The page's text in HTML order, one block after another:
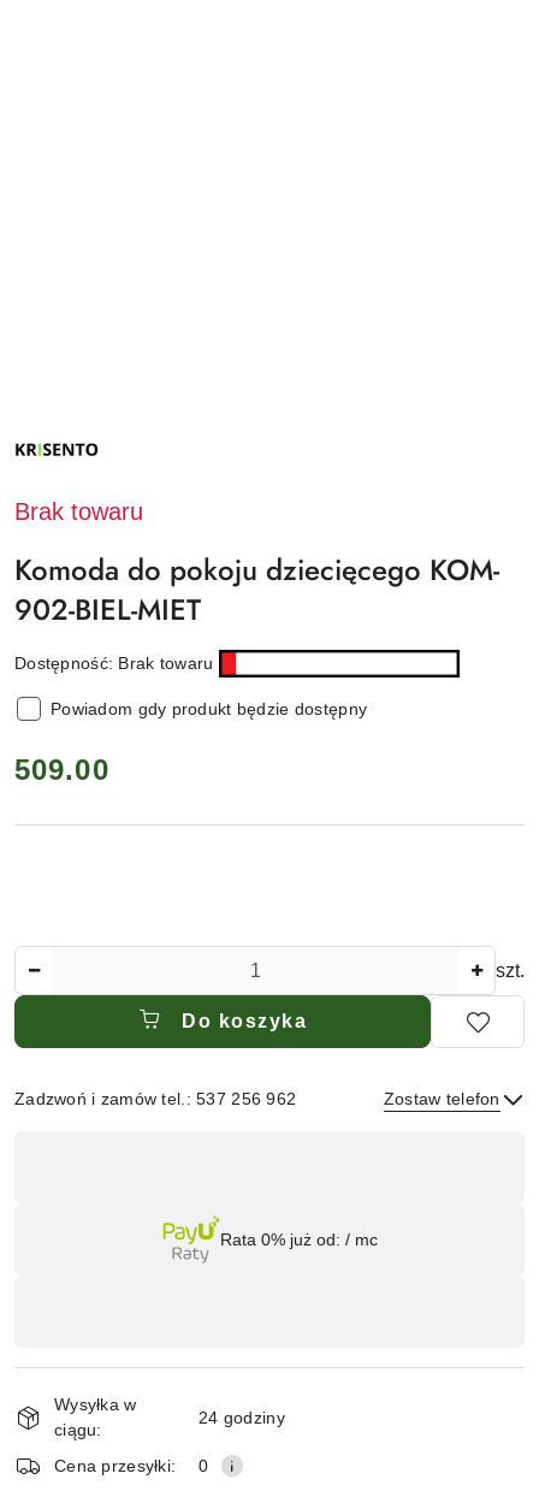
PRODUCENTA:
Brak towaru
Komoda do pokoju dziecięcego KOM-
902-BIEL-MIET
Dostępność: Brak towaru
Powiadom gdy produkt będzie dostępny
cena:
509.00
szt.
Do koszyka
Zadzwoń i zamów tel.: 537 256 962 Zostaw telefon
Rata 0% już od: / mc
Wysyłka w
ciągu:
24 godziny
Cena przesyłki: 0